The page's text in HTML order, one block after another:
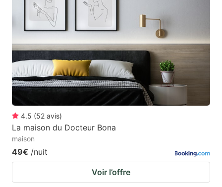
4.5 (52 avis)
La maison du Docteur Bona
maison
49€ /nuit
Voir l’offre